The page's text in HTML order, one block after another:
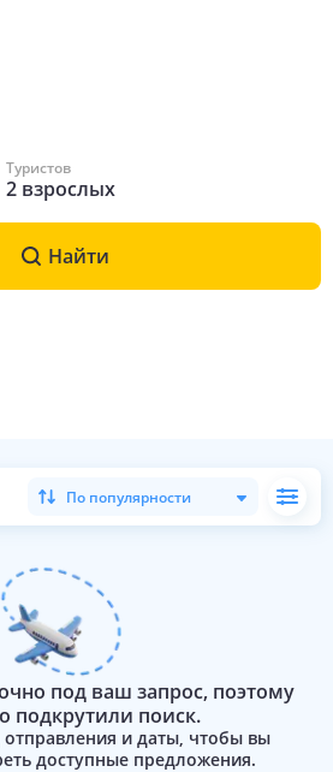
Туристов
2 взрослых
Найти
По популярности
под ваш запрос, поэтому
подкрутили поиск.
и даты, чтобы вы
доступные предложения.